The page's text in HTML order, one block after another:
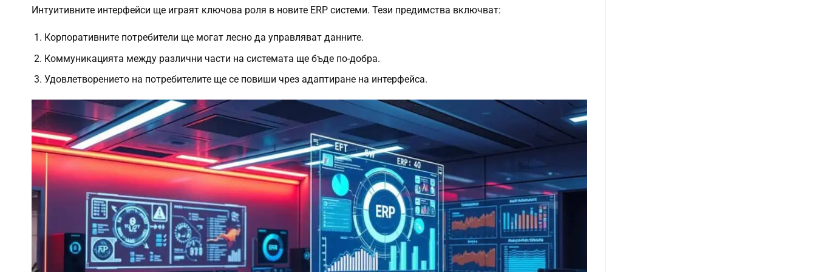
Интуитивните интерфейси ще играят ключова роля в новите ERP системи. Тези предимства включват:
Корпоративните потребители ще могат лесно да управляват данните.
Коммуникацията между различни части на системата ще бъде по-добра.
Удовлетворението на потребителите ще се повиши чрез адаптиране на интерфейса.